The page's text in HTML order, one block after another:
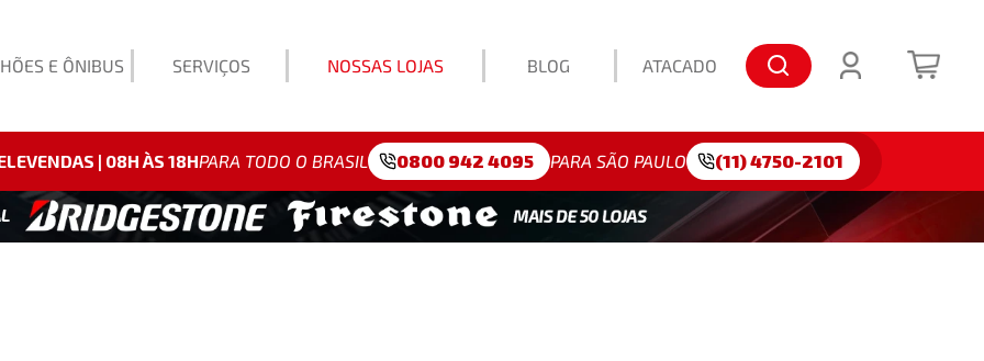
E ÔNIBUS SERVIÇOS NOSSAS LOJAS BLOG ATACADO
Exemplo: 175/65R15
| 08H ÀS 18HPARA TODO O BRASIL 0800 942 4095 PARA SÃO PAULO (11) 4750-2101